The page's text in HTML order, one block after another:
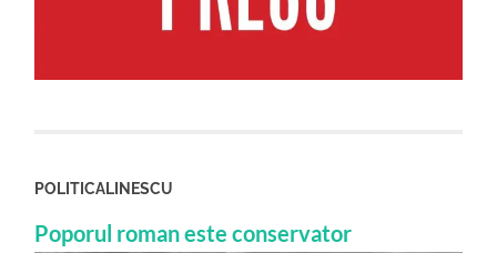
POLITICALINESCU
Poporul roman este conservator